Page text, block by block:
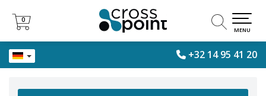
+32 14 95 41 20
0
0
MENU